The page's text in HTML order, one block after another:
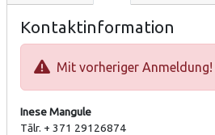
Kontaktinformation
Mit vorheriger Anmeldung!
Inese Mangule
Tālr. + 371 29126874